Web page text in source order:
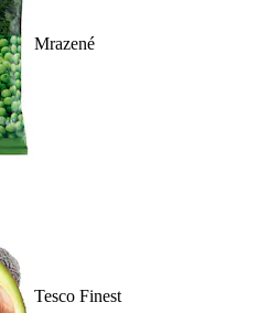
Mrazené
Tesco Finest